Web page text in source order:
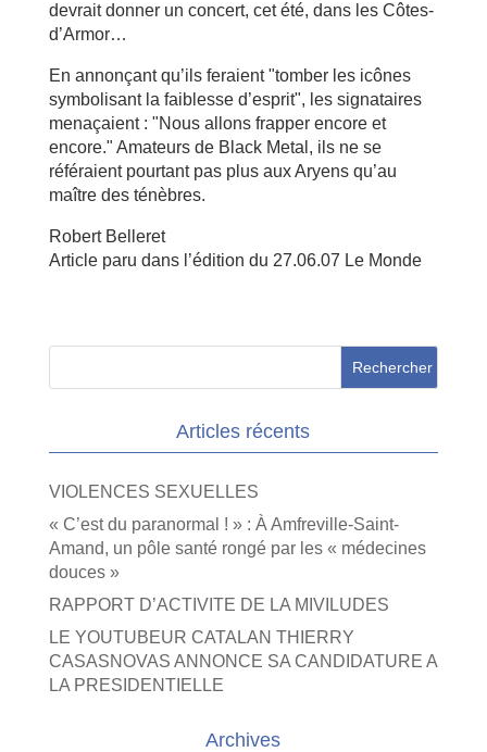
devrait donner un concert, cet été, dans les Côtes-
d’Armor…
En annonçant qu’ils feraient "tomber les icônes
symbolisant la faiblesse d’esprit", les signataires
menaçaient : "Nous allons frapper encore et
encore." Amateurs de Black Metal, ils ne se
référaient pourtant pas plus aux Aryens qu’au
maître des ténèbres.
Robert Belleret
Article paru dans l’édition du 27.06.07 Le Monde
Articles récents
VIOLENCES SEXUELLES
« C’est du paranormal ! » : À Amfreville-Saint-
Amand, un pôle santé rongé par les « médecines
douces »
RAPPORT D’ACTIVITE DE LA MIVILUDES
LE YOUTUBEUR CATALAN THIERRY
CASASNOVAS ANNONCE SA CANDIDATURE A
LA PRESIDENTIELLE
Archives